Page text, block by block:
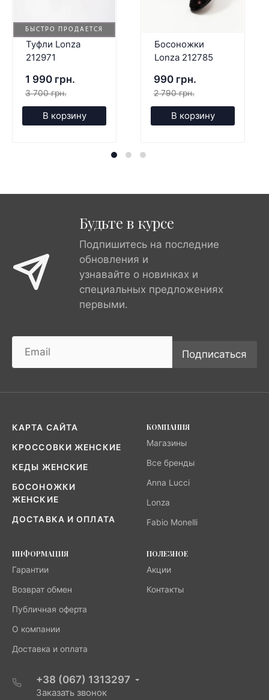
БЫСТРО ПРОДАЕТСЯ
Туфли Lonza
212971
1 990 грн.
3 700 грн.
В корзину
Босоножки
Lonza 212785
990 грн.
2 790 грн.
В корзину
Будьте в курсе
Подпишитесь на последние
обновления и
узнавайте о новинках и
специальных предложениях
первыми.
Подписаться
КАРТА САЙТА
КРОССОВКИ ЖЕНСКИЕ
КЕДЫ ЖЕНСКИЕ
БОСОНОЖКИ
ЖЕНСКИЕ
ДОСТАВКА И ОПЛАТА
КОМПАНИЯ
Магазины
Все бренды
Anna Lucci
Lonza
Fabio Monelli
ИНФОРМАЦИЯ
Гарантии
Возврат обмен
Публичная оферта
О компании
Доставка и оплата
ПОЛЕЗНОЕ
Акции
Контакты
+38 (067) 1313297
Заказать звонок